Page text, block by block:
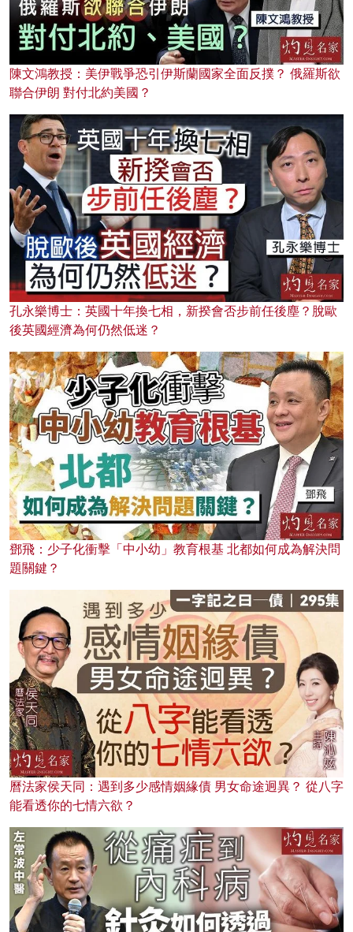
陳文鴻教授：美伊戰爭恐引伊斯蘭國家全面反撲？ 俄羅斯欲
聯合伊朗 對付北約美國？
孔永樂博士：英國十年換七相，新揆會否步前任後塵？脫歐
後英國經濟為何仍然低迷？
鄧飛：少子化衝擊「中小幼」教育根基 北都如何成為解決問
題關鍵？
曆法家侯天同：遇到多少感情姻緣債 男女命途迥異？ 從八字
能看透你的七情六欲？